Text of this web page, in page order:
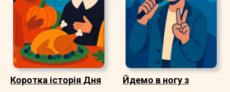
Коротка історія Дня
Йдемо в ногу з